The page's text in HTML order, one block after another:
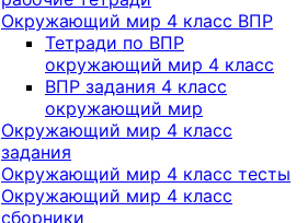
Окружающий мир 4 класс ВПР
Тетради по ВПР
окружающий мир 4 класс
ВПР задания 4 класс
окружающий мир
Окружающий мир 4 класс
задания
Окружающий мир 4 класс тесты
Окружающий мир 4 класс
сборники